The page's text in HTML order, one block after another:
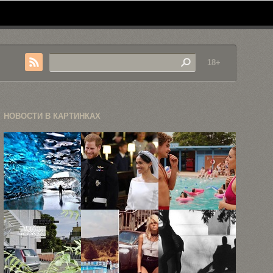
18+
НОВОСТИ В КАРТИНКАХ
Фотографии
подземных
ледников от
Eric ...
Королевская
свадьба
принца
Гарри и ...
«Лето в
Хокинсе»,
или как ...